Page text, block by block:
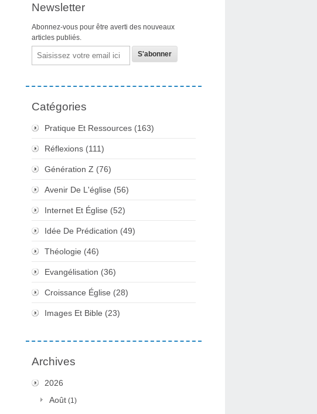
Newsletter
Abonnez-vous pour être averti des nouveaux
articles publiés.
Email
Catégories
Pratique Et Ressources (163)
Réflexions (111)
Génération Z (76)
Avenir De L'église (56)
Internet Et Église (52)
Idée De Prédication (49)
Théologie (46)
Evangélisation (36)
Croissance Église (28)
Images Et Bible (23)
Archives
2026
Août (1)